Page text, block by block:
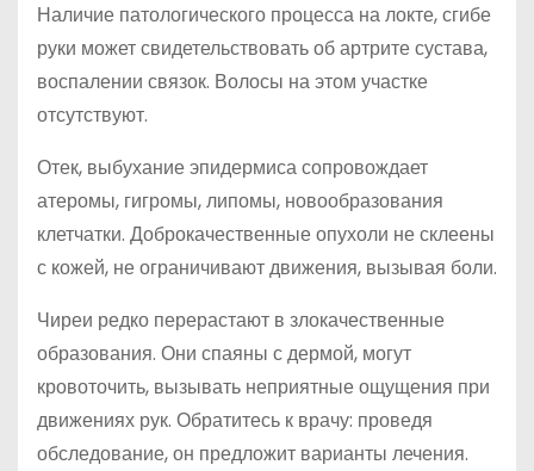
Наличие патологического процесса на локте, сгибе
руки может свидетельствовать об артрите сустава,
воспалении связок. Волосы на этом участке
отсутствуют.
Отек, выбухание эпидермиса сопровождает
атеромы, гигромы, липомы, новообразования
клетчатки. Доброкачественные опухоли не склеены
с кожей, не ограничивают движения, вызывая боли.
Чиреи редко перерастают в злокачественные
образования. Они спаяны с дермой, могут
кровоточить, вызывать неприятные ощущения при
движениях рук. Обратитесь к врачу: проведя
обследование, он предложит варианты лечения.